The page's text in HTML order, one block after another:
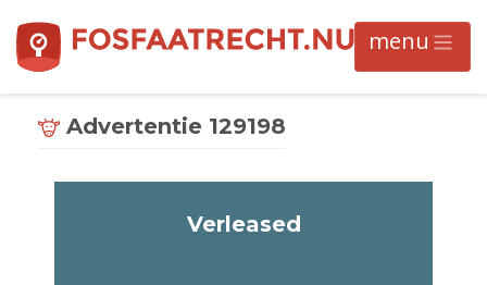
Advertentie 129198
Verleased